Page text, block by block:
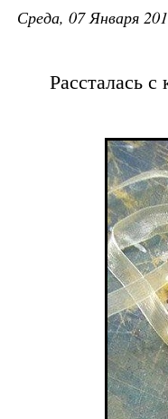
Среда, 07 Января
Рассталась